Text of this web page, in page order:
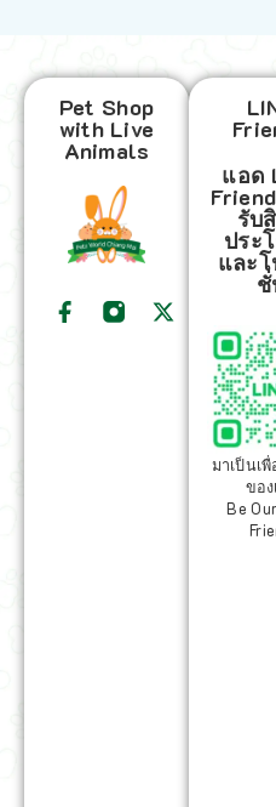
Pet Shop
with Live
Animals
แอด
รับ
ประ
และ
มาเป็นเ
ของ
Be